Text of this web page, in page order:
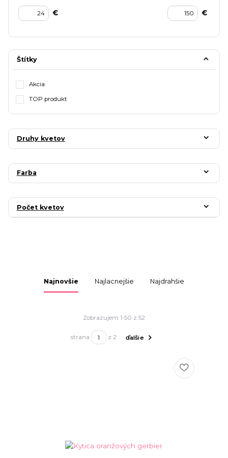
€ €
Štítky
Akcia
TOP produkt
Druhy kvetov
Farba
Počet kvetov
Najnovšie Najlacnejšie Najdrahšie
Zobrazujem 1-50 z 52
strana z 2 ďalšie